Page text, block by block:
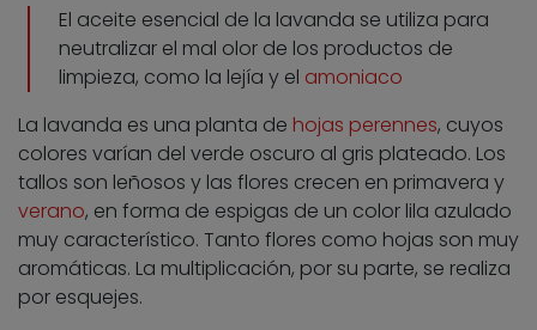
El aceite esencial de la lavanda se utiliza para
neutralizar el mal olor de los productos de
limpieza, como la lejía y el amoniaco
La lavanda es una planta de hojas perennes, cuyos
colores varían del verde oscuro al gris plateado. Los
tallos son leñosos y las flores crecen en primavera y
verano, en forma de espigas de un color lila azulado
muy característico. Tanto flores como hojas son muy
aromáticas. La multiplicación, por su parte, se realiza
por esquejes.